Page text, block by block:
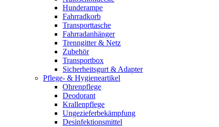
Hunderampe
Fahrradkorb
Transporttasche
Fahrradanhänger
Trenngitter & Netz
Zubehör
Transportbox
Sicherheitsgurt & Adapter
Pflege- & Hygieneartikel
Ohrenpflege
Deodorant
Krallenpflege
Ungezieferbekämpfung
Desinfektionsmittel